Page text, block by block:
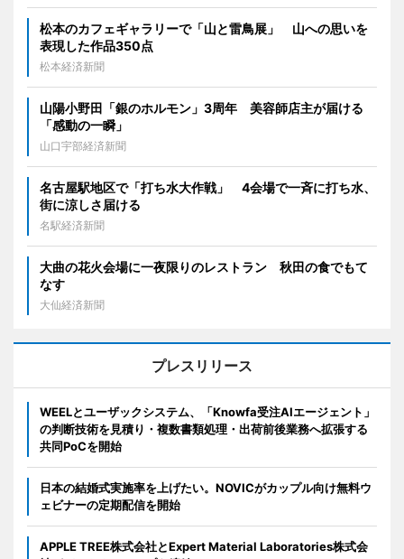
松本のカフェギャラリーで「山と雷鳥展」 山への思いを
表現した作品350点
松本経済新聞
山陽小野田「銀のホルモン」3周年 美容師店主が届ける
「感動の一瞬」
山口宇部経済新聞
名古屋駅地区で「打ち水大作戦」 4会場で一斉に打ち水、
街に涼しさ届ける
名駅経済新聞
大曲の花火会場に一夜限りのレストラン 秋田の食でもて
なす
大仙経済新聞
プレスリリース
WEELとユーザックシステム、「Knowfa受注AIエージェント」
の判断技術を見積り・複数書類処理・出荷前後業務へ拡張する
共同PoCを開始
日本の結婚式実施率を上げたい。NOVICがカップル向け無料ウ
ェビナーの定期配信を開始
APPLE TREE株式会社とExpert Material Laboratories株式会